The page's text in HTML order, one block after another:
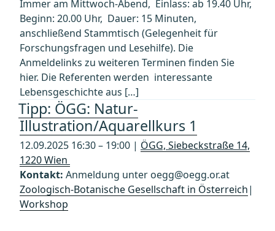
Immer am Mittwoch-Abend, Einlass: ab 19.40 Uhr,
Beginn: 20.00 Uhr, Dauer: 15 Minuten,
anschließend Stammtisch (Gelegenheit für
Forschungsfragen und Lesehilfe). Die
Anmeldelinks zu weiteren Terminen finden Sie
hier. Die Referenten werden interessante
Lebensgeschichte aus […]
Tipp: ÖGG: Natur-
Illustration/Aquarellkurs 1
12.09.2025 16:30 – 19:00 | ÖGG, Siebeckstraße 14,
1220 Wien
Kontakt: Anmeldung unter oegg@oegg.or.at
Zoologisch-Botanische Gesellschaft in Österreich|
Workshop